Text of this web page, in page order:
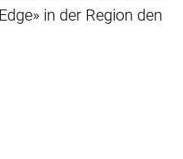
in der Region den